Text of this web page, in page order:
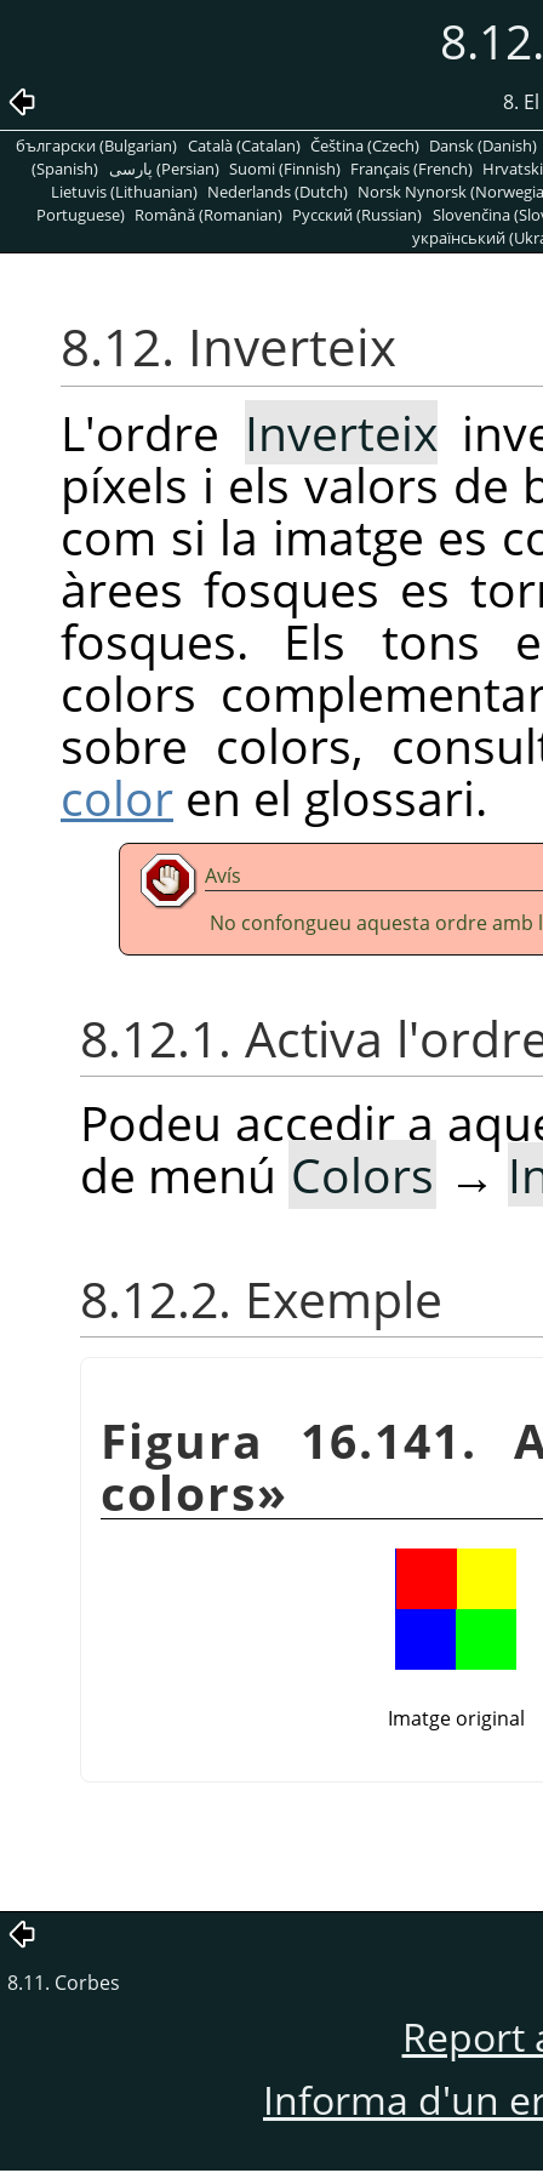
8.
български (Bulgarian) Català (Catalan) Čeština (Czech) Dansk (Danish)
(Spanish)
پارسی (Persian) Suomi (Finnish) Français (French)
Lietuvis (Lithuanian) Nederlands (Dutch) Norsk Nynorsk
Portuguese) Română (Romanian) Pусский (Russian) Slovenčina
український
8.12. Inverteix
L'ordre Inverteix
píxels i els valors de
com si la imatge es
àrees fosques es
fosques. Els tons
colors
sobre colors,
color en el glossari.
Avís
No confongueu aquesta ordre
8.12.1. Activa
Podeu accedir a
de menú Colors →
8.12.2. Exemple
Figura 16.141.
colors»
Imatge original
8.11. Corbes
Report
Informa d'un